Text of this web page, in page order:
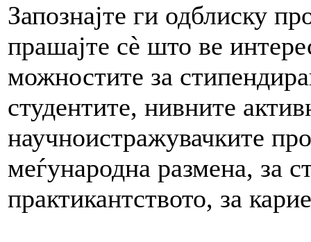
Запознајте ги одблиску
прашајте сè што ве
можностите за
студентите, нивните
научноистражувачките
меѓународна размена, за
практикантството, за